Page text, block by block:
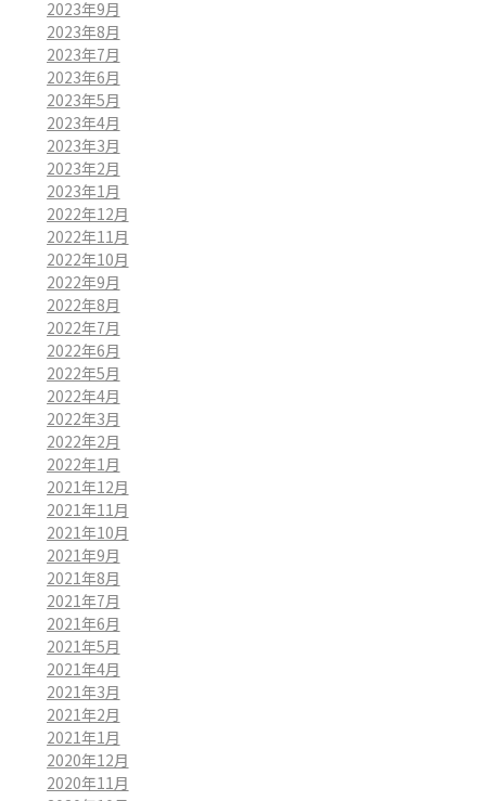
2023年9月
2023年8月
2023年7月
2023年6月
2023年5月
2023年4月
2023年3月
2023年2月
2023年1月
2022年12月
2022年11月
2022年10月
2022年9月
2022年8月
2022年7月
2022年6月
2022年5月
2022年4月
2022年3月
2022年2月
2022年1月
2021年12月
2021年11月
2021年10月
2021年9月
2021年8月
2021年7月
2021年6月
2021年5月
2021年4月
2021年3月
2021年2月
2021年1月
2020年12月
2020年11月